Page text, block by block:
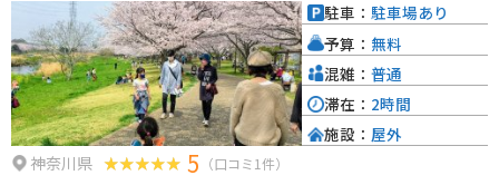
神奈川県 5 （口コミ1件）
駐車： 駐車場あり
予算： 無料
混雑： 普通
滞在： 2時間
施設： 屋外